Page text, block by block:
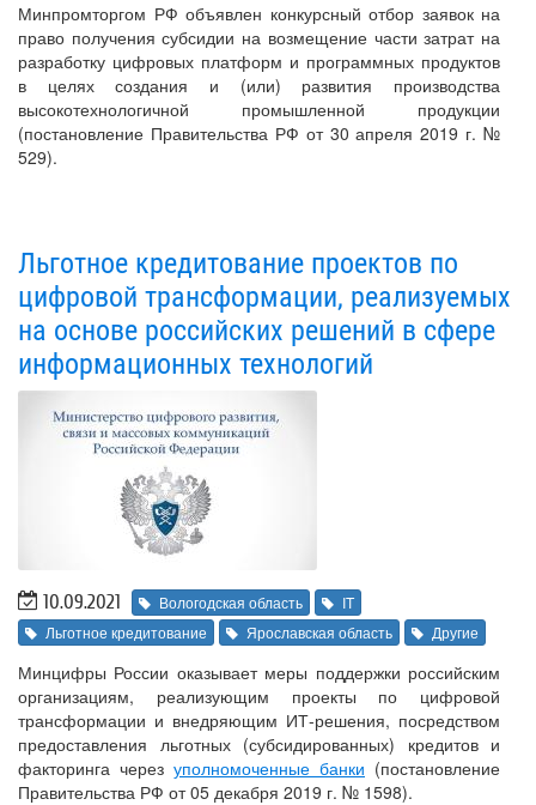
Минпромторгом РФ объявлен конкурсный отбор заявок на
право получения субсидии на возмещение части затрат на
разработку цифровых платформ и программных продуктов
в целях создания и (или) развития производства
высокотехнологичной промышленной продукции
(постановление Правительства РФ от 30 апреля 2019 г. №
529).
Льготное кредитование проектов по
цифровой трансформации, реализуемых
на основе российских решений в сфере
информационных технологий
10.09.2021 Вологодская область
IT
Льготное кредитование
Ярославская область Другие
Минцифры России оказывает меры поддержки российским
организациям, реализующим проекты по цифровой
трансформации и внедряющим ИТ-решения, посредством
предоставления льготных (субсидированных) кредитов и
факторинга через уполномоченные банки (постановление
Правительства РФ от 05 декабря 2019 г. № 1598).